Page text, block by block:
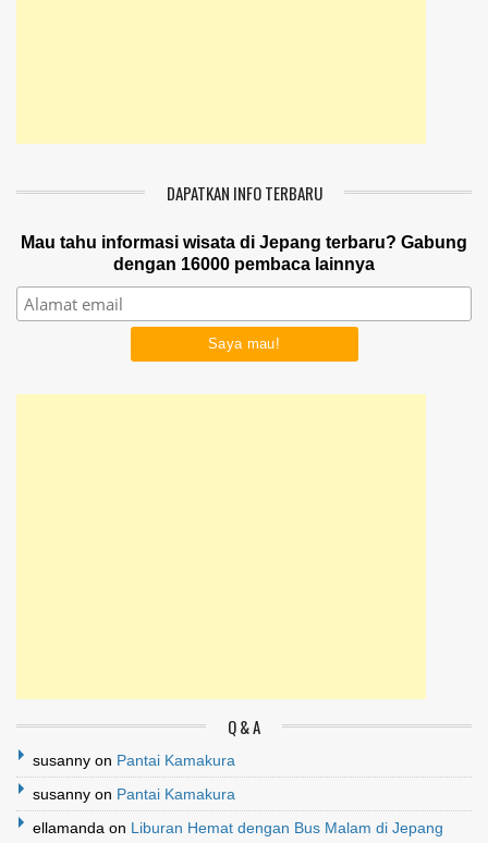
DAPATKAN INFO TERBARU
Mau tahu informasi wisata di Jepang terbaru? Gabung
dengan 16000 pembaca lainnya
Q & A
susanny on Pantai Kamakura
susanny on Pantai Kamakura
ellamanda on Liburan Hemat dengan Bus Malam di Jepang